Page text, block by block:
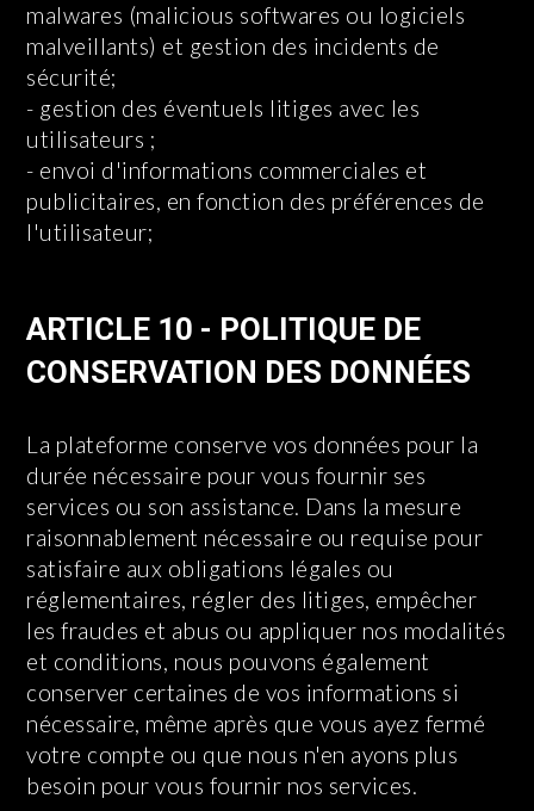
malwares (malicious softwares ou logiciels
malveillants) et gestion des incidents de
sécurité;
- gestion des éventuels litiges avec les
utilisateurs ;
- envoi d'informations commerciales et
publicitaires, en fonction des préférences de
l'utilisateur;
ARTICLE 10 - POLITIQUE DE
CONSERVATION DES DONNÉES
La plateforme conserve vos données pour la
durée nécessaire pour vous fournir ses
services ou son assistance. Dans la mesure
raisonnablement nécessaire ou requise pour
satisfaire aux obligations légales ou
réglementaires, régler des litiges, empêcher
les fraudes et abus ou appliquer nos modalités
et conditions, nous pouvons également
conserver certaines de vos informations si
nécessaire, même après que vous ayez fermé
votre compte ou que nous n'en ayons plus
besoin pour vous fournir nos services.